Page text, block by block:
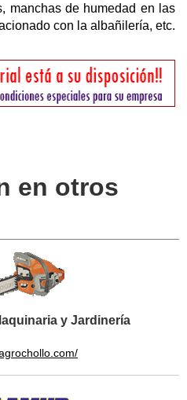
manchas de humedad en las
con la albañilería, etc.
en otros
y Jardinería